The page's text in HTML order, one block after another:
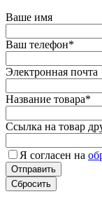
Ваше имя
Ваш телефон*
Электронная почта
Название товара*
Ссылка на товар
Я согласен на